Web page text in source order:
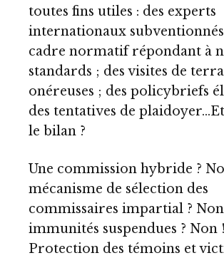
toutes fins utiles : des experts
internationaux
cadre normatif répondant à
standards ; des visites de
onéreuses ; des policybriefs
des tentatives de
le bilan ?
Une commission hybride ?
mécanisme de sélection des
commissaires impartial ?
immunités suspendues ? Non !
Protection des témoins et